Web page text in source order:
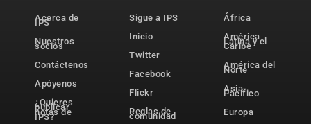
Acerca de
IPS
Nuestros
socios
Contáctenos
Apóyenos
¿Quieres
publicar
notas de
IPS?
Sigue a IPS
Inicio
Twitter
Facebook
Flickr
Reglas de
comunidad
África
América
Latina y el
Caribe
América del
Norte
Asia-
Pacífico
Europa